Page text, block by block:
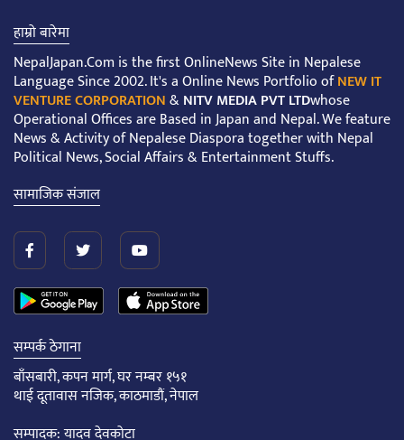
हाम्रो बारेमा
NepalJapan.Com is the first OnlineNews Site in Nepalese
Language Since 2002. It's a Online News Portfolio ofNEW IT
VENTURE CORPORATION&NITV MEDIA PVT LTDwhose
Operational Offices are Based in Japan and Nepal. We feature
News & Activity of Nepalese Diaspora together with Nepal
Political News, Social Affairs & Entertainment Stuffs.
सामाजिक संजाल
सम्पर्क ठेगाना
बाँसबारी, कपन मार्ग, घर नम्बर १५१
थाई दूतावास नजिक, काठमाडौं, नेपाल
सम्पादक: यादव देवकोटा